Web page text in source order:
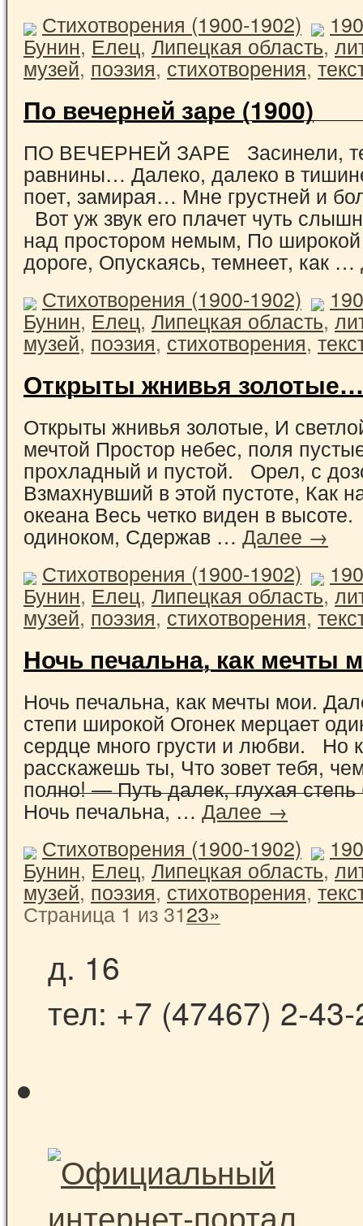
Стихотворения (1900-1902)
Бунин,Елец,Липецкая область,
музей, поэзия,стихотворения,
По вечерней заре (1900)
ПО ВЕЧЕРНЕЙ ЗАРЕ Засинели,
равнины… Далеко, далеко в
поет, замирая… Мне грустней и
Вот уж звук его плачет чуть
над простором немым, По
дороге, Опускаясь, темнеет, как …
Стихотворения (1900-1902)
Бунин,Елец,Липецкая область,
музей, поэзия,стихотворения,
Открыты жнивья
Открыты жнивья золотые, И
мечтой Простор небес, поля
прохладный и пустой. Орел, с
Взмахнувший в этой пустоте, Как
океана Весь четко виден в
одиноком, Сдержав …Далее →
Стихотворения (1900-1902)
Бунин,Елец,Липецкая область,
музей, поэзия,стихотворения,
Ночь печальна, как мечты
Ночь печальна, как мечты мои.
степи широкой Огонек мерцает
сердце много грусти и любви. Но
расскажешь ты, Что зовет тебя,
полно! — Путь далек, глухая
Ночь печальна, … Далее →
Стихотворения (1900-1902)
Бунин,Елец,Липецкая область,
музей, поэзия,стихотворения,
Страница 1 из 3123»
д. 16
тел: +7 (47467) 2-